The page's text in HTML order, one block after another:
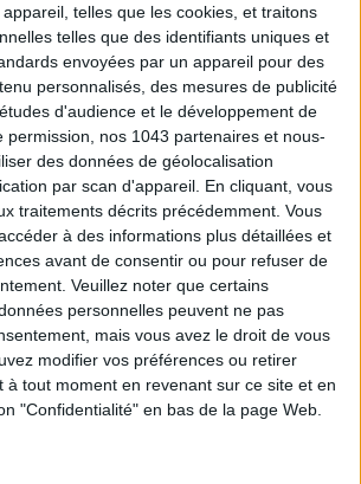
telles que les cookies, et traitons
telles que des identifiants uniques et
envoyées par un appareil pour des
personnalisés, des mesures de publicité
d'audience et le développement de
permission, nos 1043 partenaires et nous-
des données de géolocalisation
par scan d'appareil. En cliquant, vous
traitements décrits précédemment. Vous
à des informations plus détaillées et
avant de consentir ou pour refuser de
Veuillez noter que certains
personnelles peuvent ne pas
mais vous avez le droit de vous
modifier vos préférences ou retirer
à tout moment en revenant sur ce site et en
"Confidentialité" en bas de la page Web.
FOR ENJOYING AUGUST IN PARIS
YOU'LL ACTUALLY WANT TO SLATHER ON